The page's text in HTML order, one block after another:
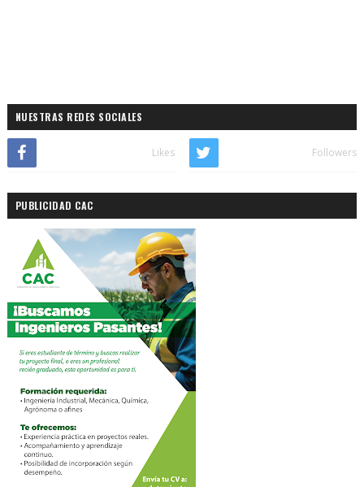
NUESTRAS REDES SOCIALES
Likes Followers
PUBLICIDAD CAC